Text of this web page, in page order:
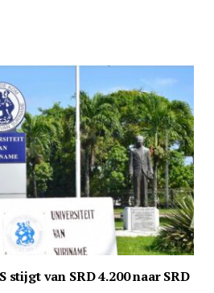
van SRD 4.200 naar SRD